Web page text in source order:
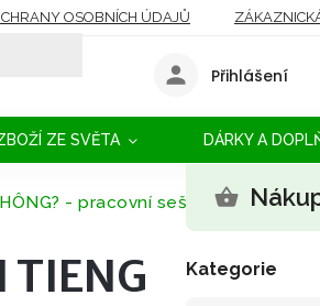
OSOBNÍCH ÚDAJŮ
Přihlášení
ZE SVĚTA DÁRKY A
- pracovní sešit
Kategorie